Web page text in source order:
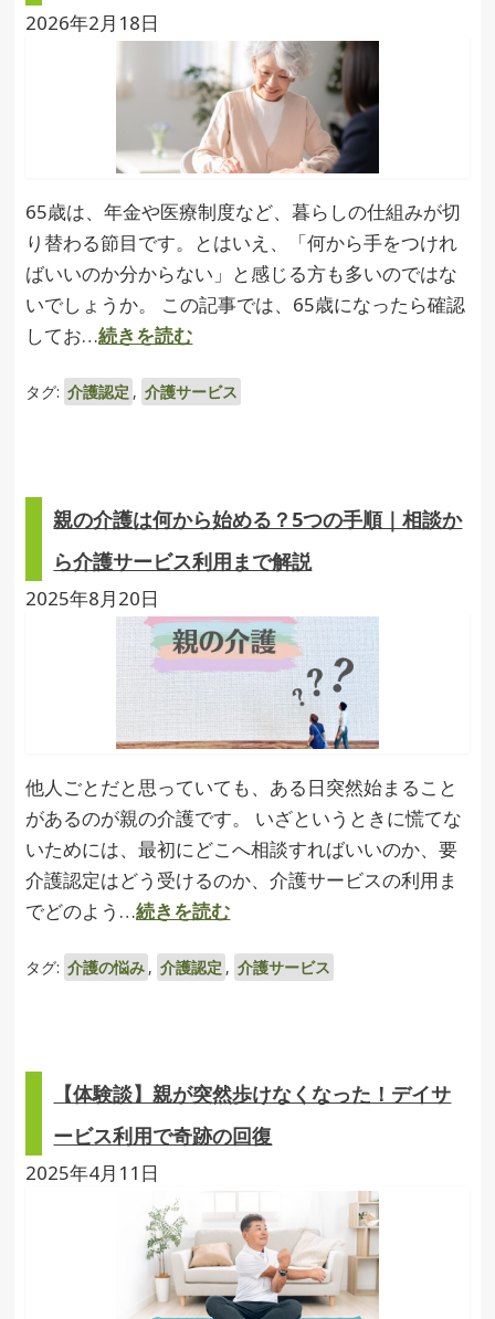
2026年2月18日
65歳は、年金や医療制度など、暮らしの仕組みが切
り替わる節目です。とはいえ、「何から手をつけれ
ばいいのか分からない」と感じる方も多いのではな
いでしょうか。 この記事では、65歳になったら確認
してお…続きを読む
タグ: 介護認定 , 介護サービス
親の介護は何から始める？5つの手順｜相談か
ら介護サービス利用まで解説
2025年8月20日
他人ごとだと思っていても、ある日突然始まること
があるのが親の介護です。 いざというときに慌てな
いためには、最初にどこへ相談すればいいのか、要
介護認定はどう受けるのか、介護サービスの利用ま
でどのよう…続きを読む
タグ: 介護の悩み , 介護認定 , 介護サービス
【体験談】親が突然歩けなくなった！デイサ
ービス利用で奇跡の回復
2025年4月11日